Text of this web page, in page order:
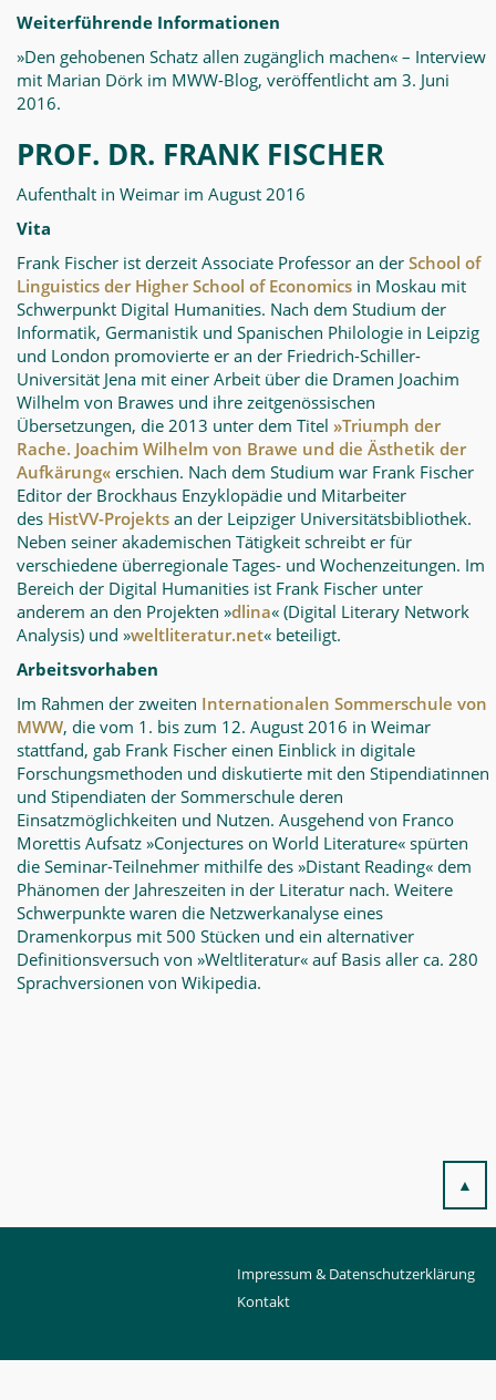
Weiterführende Informationen
»Den gehobenen Schatz allen zugänglich machen« – Interview
mit Marian Dörk im MWW-Blog, veröffentlicht am 3. Juni
2016.
PROF. DR. FRANK FISCHER
Aufenthalt in Weimar im August 2016
Vita
Frank Fischer ist derzeit Associate Professor an der School of
Linguistics der Higher School of Economics in Moskau mit
Schwerpunkt Digital Humanities. Nach dem Studium der
Informatik, Germanistik und Spanischen Philologie in Leipzig
und London promovierte er an der Friedrich-Schiller-
Universität Jena mit einer Arbeit über die Dramen Joachim
Wilhelm von Brawes und ihre zeitgenössischen
Übersetzungen, die 2013 unter dem Titel »Triumph der
Rache. Joachim Wilhelm von Brawe und die Ästhetik der
Aufkärung« erschien. Nach dem Studium war Frank Fischer
Editor der Brockhaus Enzyklopädie und Mitarbeiter
des HistVV-Projekts an der Leipziger Universitätsbibliothek.
Neben seiner akademischen Tätigkeit schreibt er für
verschiedene überregionale Tages- und Wochenzeitungen. Im
Bereich der Digital Humanities ist Frank Fischer unter
anderem an den Projekten »dlina« (Digital Literary Network
Analysis) und »weltliteratur.net« beteiligt.
Arbeitsvorhaben
Im Rahmen der zweiten Internationalen Sommerschule von
MWW, die vom 1. bis zum 12. August 2016 in Weimar
stattfand, gab Frank Fischer einen Einblick in digitale
Forschungsmethoden und diskutierte mit den Stipendiatinnen
und Stipendiaten der Sommerschule deren
Einsatzmöglichkeiten und Nutzen. Ausgehend von Franco
Morettis Aufsatz »Conjectures on World Literature« spürten
die Seminar-Teilnehmer mithilfe des »Distant Reading« dem
Phänomen der Jahreszeiten in der Literatur nach. Weitere
Schwerpunkte waren die Netzwerkanalyse eines
Dramenkorpus mit 500 Stücken und ein alternativer
Definitionsversuch von »Weltliteratur« auf Basis aller ca. 280
Sprachversionen von Wikipedia.
▲
Impressum & Datenschutzerklärung
Kontakt